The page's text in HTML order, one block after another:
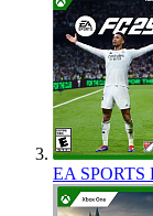
EA SPORTS